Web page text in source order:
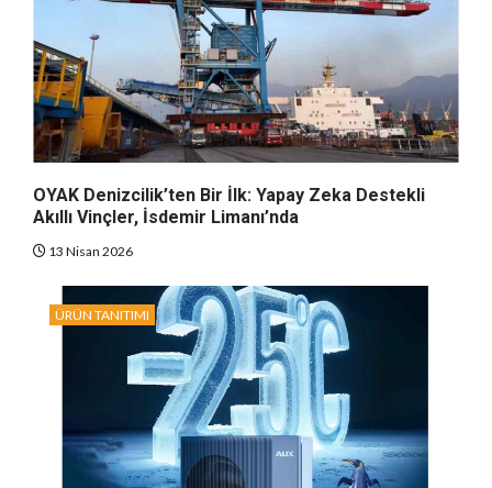
OYAK Denizcilik’ten Bir İlk: Yapay Zeka Destekli
Akıllı Vinçler, İsdemir Limanı’nda
13 Nisan 2026
ÜRÜN TANITIMI